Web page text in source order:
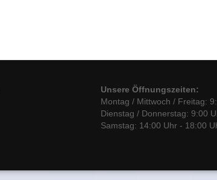
Unsere Öffnungszeiten:
Montag / Mittwoch / Freitag:
Dienstag / Donnerstag: 9:00
Samstag: 14:00 Uhr - 18:00